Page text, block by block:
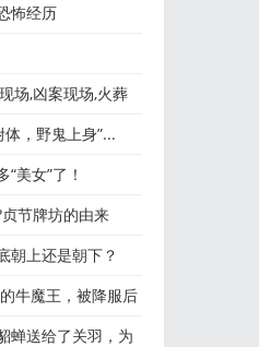
怖经历
场,凶案现场,火葬
，野鬼上身”...
美女”了！
节牌坊的由来
朝上还是朝下？
牛魔王，被降服后
蝉送给了关羽，为